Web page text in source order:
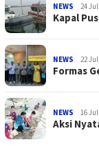
NEWS 24
Kapal
NEWS 22
Formas
NEWS 16
Aksi